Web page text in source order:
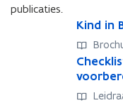
p
e
n
t
i
publicaties.
Kind in
K
i
n
d
i
n
C
h
e